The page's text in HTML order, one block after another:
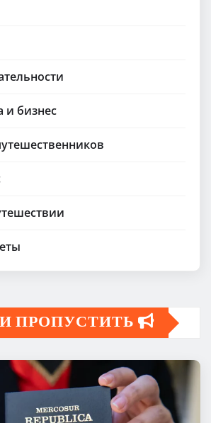
и бизнес
ПРОПУСТИТЬ